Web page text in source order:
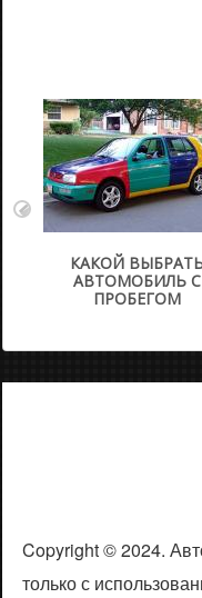
КАКОЙ
АВТОМОБИЛЬ С
ПРОБЕГОМ
Copyright © 2024.
только с